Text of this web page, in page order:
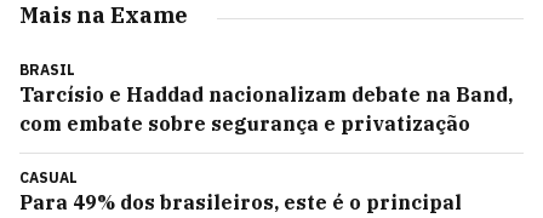
Mais na Exame
BRASIL
Tarcísio e Haddad nacionalizam debate na Band,
com embate sobre segurança e privatização
CASUAL
Para 49% dos brasileiros, este é o principal